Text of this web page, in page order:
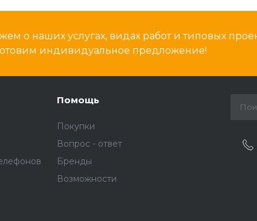
о наших услугах, видах работ и типовых
индивидуальное предложение!
Помощь
Покупки
Вопрос - ответ
Бренды
Возможности